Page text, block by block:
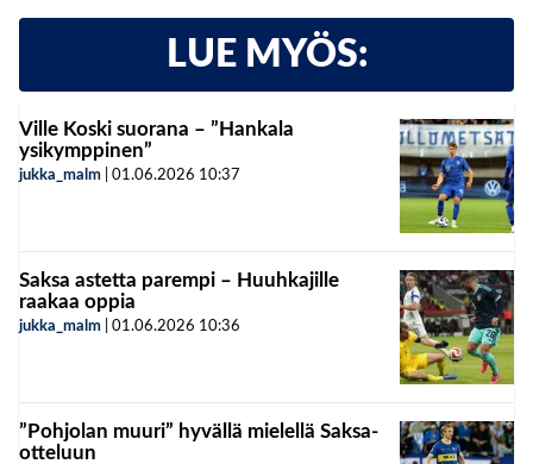
LUE MYÖS:
Ville Koski suorana – ”Hankala
ysikymppinen”
jukka_malm 01.06.2026 10:37
Saksa astetta parempi – Huuhkajille
raakaa oppia
jukka_malm 01.06.2026 10:36
”Pohjolan muuri” hyvällä mielellä Saksa-
otteluun